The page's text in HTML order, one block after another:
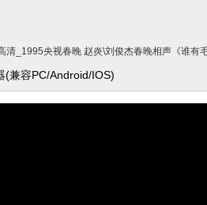
清_1995央视春晚 赵炎\刘俊杰春晚相声《谁有
(兼容PC/Android/IOS)